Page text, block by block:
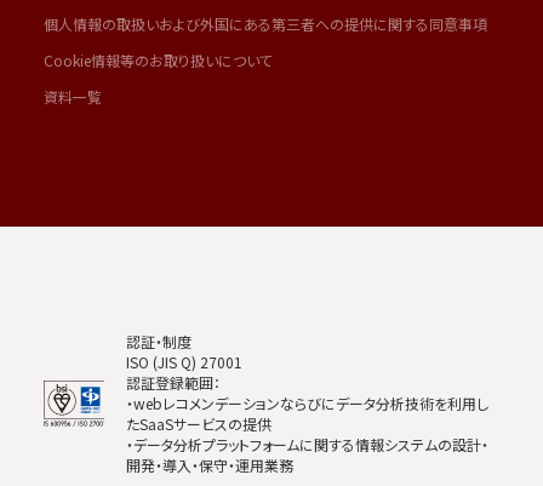
個人情報の取扱いおよび外国にある第三者への提供に関する同意事項
Cookie情報等のお取り扱いについて
資料一覧
認証・制度
ISO (JIS Q) 27001
認証登録範囲：
・webレコメンデーションならびにデータ分析技術を利用し
たSaaSサービスの提供
・データ分析プラットフォームに関する情報システムの設計・
開発・導入・保守・運用業務